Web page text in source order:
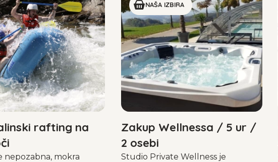
rafting na
nepozabna, mokra
NAŠA IZBIRA
Zakup Wellnessa / 5 ur /
2 osebi
Studio Private Wellness je